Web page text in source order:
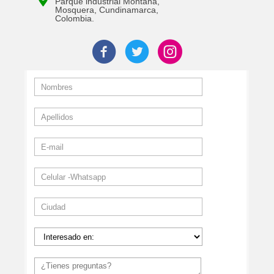
Mosquera, Cundinamarca,
Colombia.